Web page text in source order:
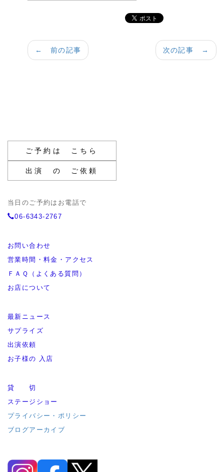
次の記事 →
← 前の記事
ご予約は こちら
出演 の ご依頼
当日のご予約はお電話で
06-6343-2767
お問い合わせ
営業時間・料金・アクセス
ＦＡＱ（よくある質問）
お店について
最新ニュース
サプライズ
出演依頼
お子様の 入店
貸 切
ステージショー
プライバシー・ポリシー
ブログアーカイブ